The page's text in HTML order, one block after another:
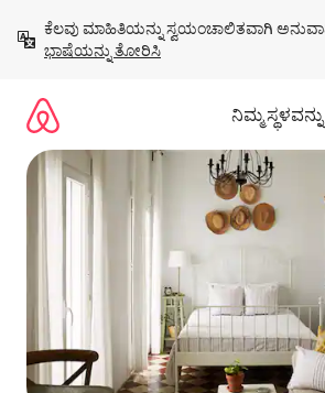
ಹೋಗಿ
ಕೆಲವು ಮಾಹಿತಿಯನ್ನು ಸ್ವಯಂಚಾಲಿತವಾಗಿ
ಭಾಷೆಯನ್ನು ತೋರಿಸಿ
ನಿಮ್ಮ